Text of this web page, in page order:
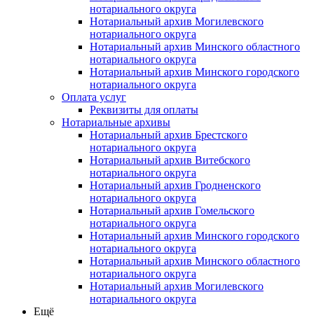
нотариального округа
Нотариальный архив Могилевского
нотариального округа
Нотариальный архив Минского областного
нотариального округа
Нотариальный архив Минского городского
нотариального округа
Оплата услуг
Реквизиты для оплаты
Нотариальные архивы
Нотариальный архив Брестского
нотариального округа
Нотариальный архив Витебского
нотариального округа
Нотариальный архив Гродненского
нотариального округа
Нотариальный архив Гомельского
нотариального округа
Нотариальный архив Минского городского
нотариального округа
Нотариальный архив Минского областного
нотариального округа
Нотариальный архив Могилевского
нотариального округа
Ещё